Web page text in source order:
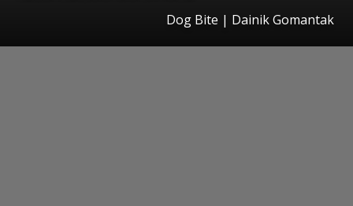
Dog Bite | Dainik Gomantak